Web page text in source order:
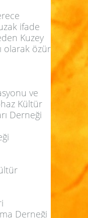
ifade
Kuzey
olarak özür
ve
Kültür
Derneği
Derneği